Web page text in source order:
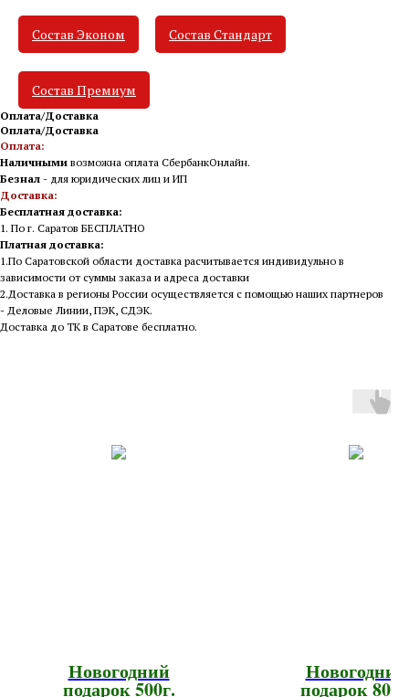
Состав Эконом Состав Стандарт
Состав Премиум
Оплата/Доставка
Оплата/Доставка
Оплата:
Наличными возможна оплата СбербанкОнлайн.
Безнал - для юридических лиц и ИП
Доставка:
Бесплатная доставка:
1. По г. Саратов БЕСПЛАТНО
Платная доставка:
1.По Саратовской области доставка расчитывается индивидульно в
зависимости от суммы заказа и адреса доставки
2.Доставка в регионы России осуществляется с помощью наших партнеров
- Деловые Линии, ПЭК, СДЭК.
Доставка до ТК в Саратове бесплатно.
Новогодний
подарок 500г.
Новогодний
подарок